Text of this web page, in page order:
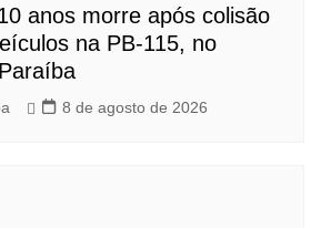
anos morre após colisão
na PB-115, no
8 de agosto de 2026